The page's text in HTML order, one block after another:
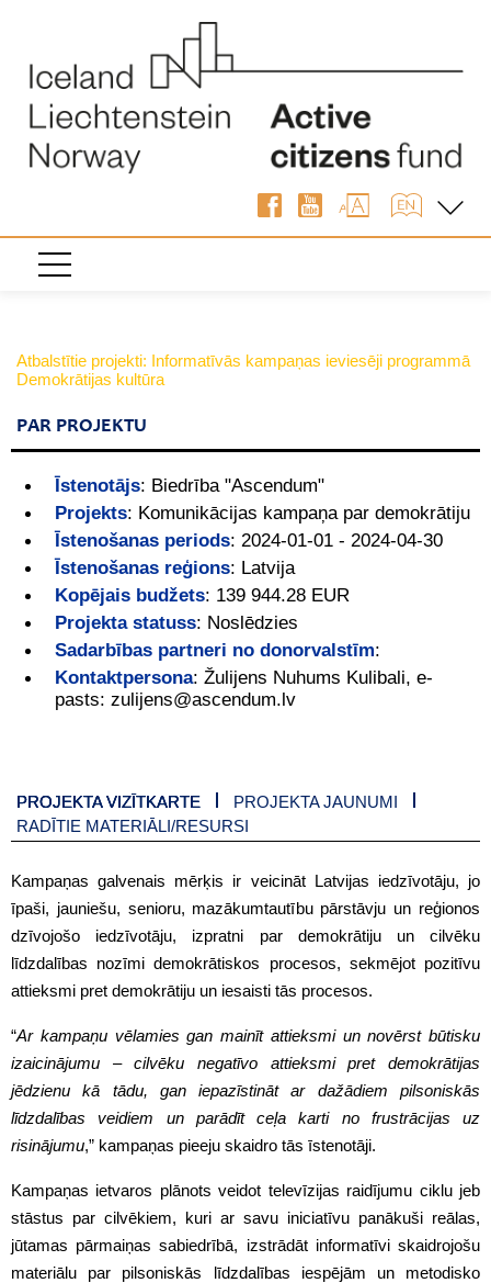
Atbalstītie projekti: Informatīvās kampaņas ieviesēji programmā
Demokrātijas kultūra
PAR PROJEKTU
Īstenotājs: Biedrība "Ascendum"
Projekts: Komunikācijas kampaņa par demokrātiju
Īstenošanas periods: 2024-01-01 - 2024-04-30
Īstenošanas reģions: Latvija
Kopējais budžets: 139 944.28 EUR
Projekta statuss: Noslēdzies
Sadarbības partneri no donorvalstīm:
Kontaktpersona: Žulijens Nuhums Kulibali, e-
pasts: zulijens@ascendum.lv
PROJEKTA VIZĪTKARTE
PROJEKTA JAUNUMI
RADĪTIE MATERIĀLI/RESURSI
Kampaņas galvenais mērķis ir veicināt Latvijas iedzīvotāju, jo
īpaši, jauniešu, senioru, mazākumtautību pārstāvju un reģionos
dzīvojošo iedzīvotāju, izpratni par demokrātiju un cilvēku
līdzdalības nozīmi demokrātiskos procesos, sekmējot pozitīvu
attieksmi pret demokrātiju un iesaisti tās procesos.
“Ar kampaņu vēlamies gan mainīt attieksmi un novērst būtisku
izaicinājumu – cilvēku negatīvo attieksmi pret demokrātijas
jēdzienu kā tādu, gan iepazīstināt ar dažādiem pilsoniskās
līdzdalības veidiem un parādīt ceļa karti no frustrācijas uz
risinājumu,” kampaņas pieeju skaidro tās īstenotāji.
Kampaņas ietvaros plānots veidot televīzijas raidījumu ciklu jeb
stāstus par cilvēkiem, kuri ar savu iniciatīvu panākuši reālas,
jūtamas pārmaiņas sabiedrībā, izstrādāt informatīvi skaidrojošu
materiālu par pilsoniskās līdzdalības iespējām un metodisko